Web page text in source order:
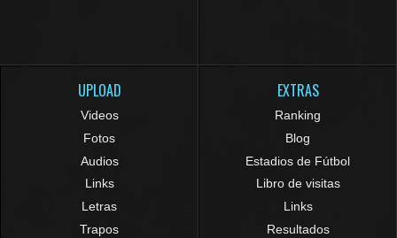
UPLOAD
Videos
Fotos
Audios
Links
Letras
Trapos
EXTRAS
Ranking
Blog
Estadios de Fútbol
Libro de visitas
Links
Resultados